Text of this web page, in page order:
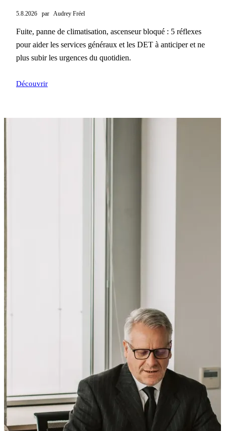
5.8.2026 par Audrey Fréel
Fuite, panne de climatisation, ascenseur bloqué : 5 réflexes
pour aider les services généraux et les DET à anticiper et ne
plus subir les urgences du quotidien.
Découvrir